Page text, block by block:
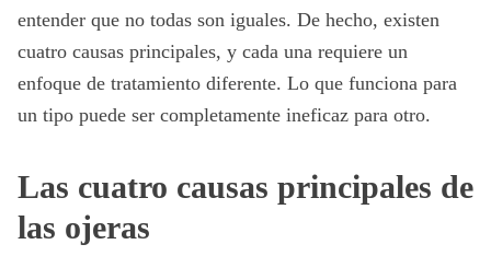
entender que no todas son iguales. De hecho, existen
cuatro causas principales, y cada una requiere un
enfoque de tratamiento diferente. Lo que funciona para
un tipo puede ser completamente ineficaz para otro.
Las cuatro causas principales de
las ojeras